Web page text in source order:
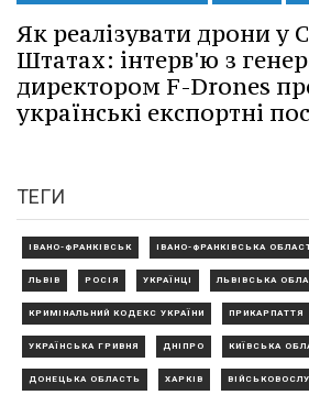
Як реалізувати дрони у
Штатах: інтерв'ю з
директором F-Drones
українські експортні
ТЕГИ
ІВАНО-ФРАНКІВСЬК ІВАНО-ФРАНКІВСЬКА
ЛЬВІВ РОСІЯ УКРАЇНЦІ ЛЬВІВСЬКА
КРИМІНАЛЬНИЙ КОДЕКС УКРАЇНИ ПРИКАРПАТТЯ
УКРАЇНСЬКА ГРИВНЯ ДНІПРО КИЇВСЬКА
ДОНЕЦЬКА ОБЛАСТЬ ХАРКІВ